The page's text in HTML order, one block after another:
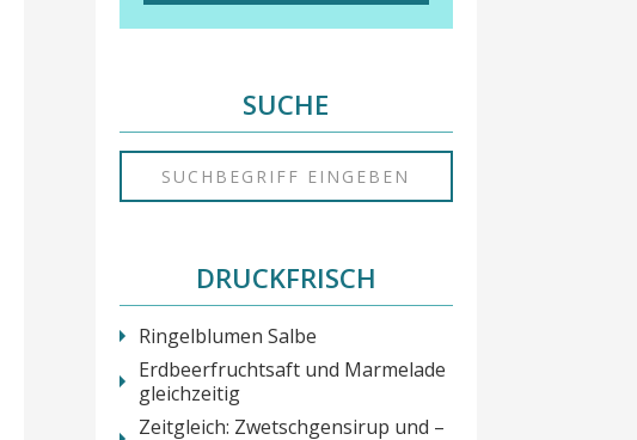
SUCHE
DRUCKFRISCH
Ringelblumen Salbe
Erdbeerfruchtsaft und Marmelade
gleichzeitig
Zeitgleich: Zwetschgensirup und –